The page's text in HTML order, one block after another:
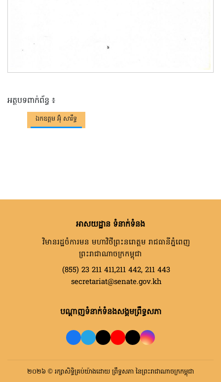
អត្ថបទពាក់ព័ន្ធ ៖
ឯកឧត្តម អ៊ុំ សារឹទ្ធ
អាសយដ្ឋាន ទំនាក់ទំនង
វិមានរដ្ឋចំការមន មហាវិថីព្រះនរោត្តម រាជធានីភ្នំពេញ
ព្រះរាជាណាចក្រកម្ពុជា
(855) 23 211 411,211 442, 211 443
secretariat@senate.gov.kh
បណ្តាញទំនាក់ទំនងសង្គមព្រឹទ្ធសភា
២០២៦ © រក្សាសិទ្ធិគ្រប់យ៉ាងដោយ ព្រឹទ្ធសភា នៃព្រះរាជាណាចក្រកម្ពុជា